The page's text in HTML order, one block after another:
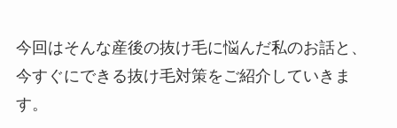
今回はそんな産後の抜け毛に悩んだ私のお話と、
今すぐにできる抜け毛対策をご紹介していきま
す。